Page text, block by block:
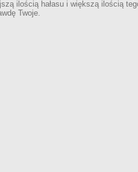
ilością hałasu i większą ilością
Twoje.